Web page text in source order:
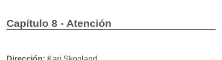
Capítulo 8 - Atención